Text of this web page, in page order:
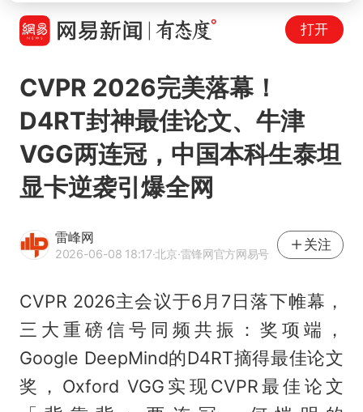
打开
CVPR 2026完美落幕！
D4RT封神最佳论文、牛津
VGG两连冠，中国本科生泰坦
显卡逆袭引爆全网
雷峰网
2026-06-08 18:17·北京·雷锋网官方网易号
关注
CVPR 2026主会议于6月7日落下帷幕，
三大重磅信号同频共振：奖项端，
Google DeepMind的D4RT摘得最佳论文
奖，Oxford VGG实现CVPR最佳论文